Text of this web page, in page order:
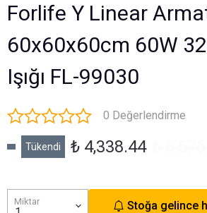
Forlife Y Linear
60x60x60cm 60W
Işığı FL-99030
0 Değerlendirme
Tükendi ₺ 4,338.44
Miktar Stoğa gelince